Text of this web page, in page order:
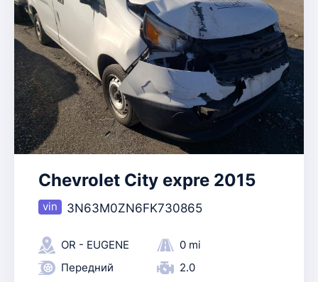
Chevrolet City expre 2015
3N63M0ZN6FK730865
OR - EUGENE
0 mi
Передний
2.0